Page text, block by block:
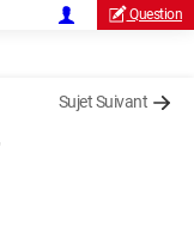
Question
Sujet Suivant